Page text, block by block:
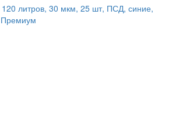
литров, 30 мкм, 25 шт, ПСД, синие,